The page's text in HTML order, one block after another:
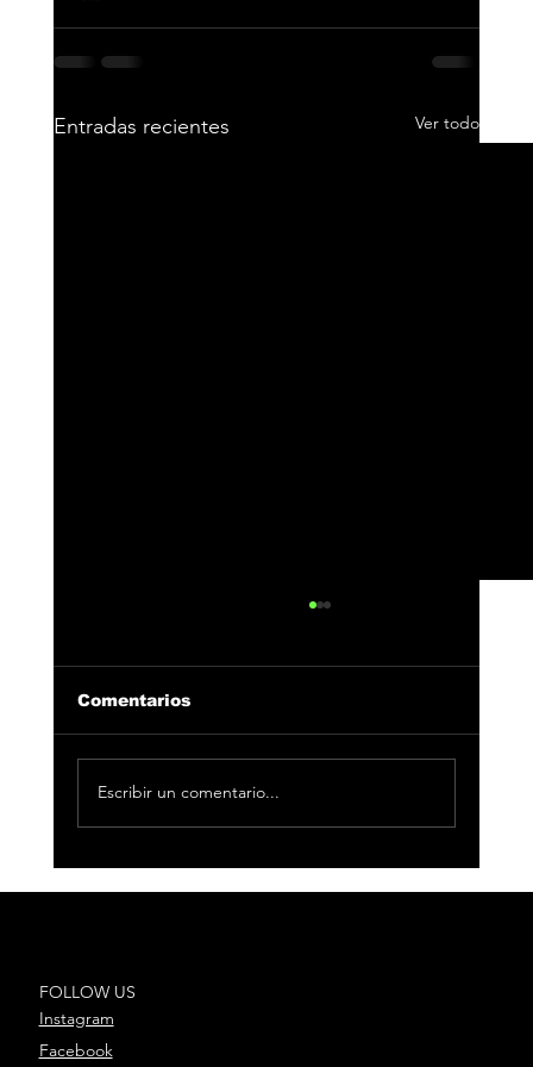
Entradas recientes Ver todo
Premios Cadena Dial 2026
marzo en el Recinto
Comentarios
Escribir un comentario...
FOLLOW US
Instagram
Facebook